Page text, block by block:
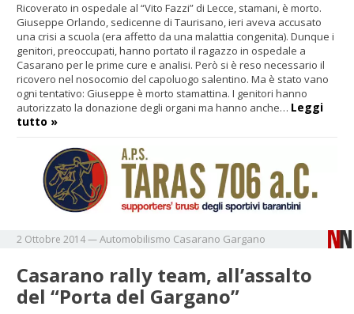
Ricoverato in ospedale al “Vito Fazzi” di Lecce, stamani, è morto.
Giuseppe Orlando, sedicenne di Taurisano, ieri aveva accusato
una crisi a scuola (era affetto da una malattia congenita). Dunque i
genitori, preoccupati, hanno portato il ragazzo in ospedale a
Casarano per le prime cure e analisi. Però si è reso necessario il
ricovero nel nosocomio del capoluogo salentino. Ma è stato vano
ogni tentativo: Giuseppe è morto stamattina. I genitori hanno
autorizzato la donazione degli organi ma hanno anche… Leggi
tutto »
2 Ottobre 2014—Automobilismo Casarano Gargano
Casarano rally team, all’assalto
del “Porta del Gargano”